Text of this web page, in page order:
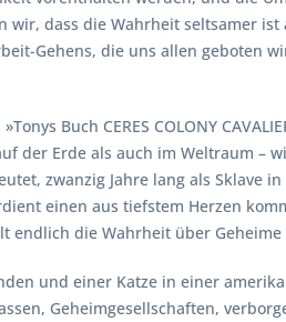
dass die Wahrheit seltsamer
Gehens, die uns allen geboten
Buch CERES COLONY
der Erde als auch im Weltraum –
zwanzig Jahre lang als Sklave
einen aus tiefstem Herzen
die Wahrheit über
und einer Katze in einer
Geheimgesellschaften,